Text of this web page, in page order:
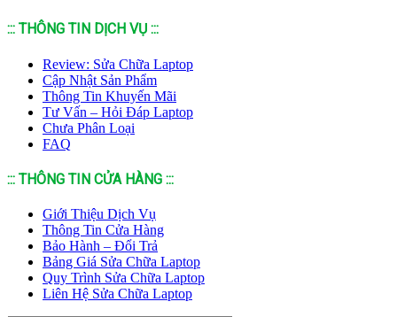
::: THÔNG TIN DỊCH VỤ :::
Review: Sửa Chữa Laptop
Cập Nhật Sản Phẩm
Thông Tin Khuyến Mãi
Tư Vấn – Hỏi Đáp Laptop
Chưa Phân Loại
FAQ
::: THÔNG TIN CỬA HÀNG :::
Giới Thiệu Dịch Vụ
Thông Tin Cửa Hàng
Bảo Hành – Đổi Trả
Bảng Giá Sửa Chữa Laptop
Quy Trình Sửa Chữa Laptop
Liên Hệ Sửa Chữa Laptop